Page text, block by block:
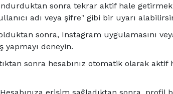
sonra tekrar aktif hale
adı veya şifre" gibi bir uyarı
sonra, Instagram uygulamasını
yapmayı deneyin.
sonra hesabınız otomatik olarak